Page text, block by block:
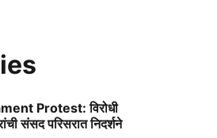
Protest: विरोधी
संसद परिसरात निदर्शने